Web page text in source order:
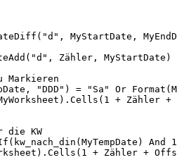
MyStartDate,
Zähler, MyStartDate)
Markieren
"DDD") = "Sa" Or
+ Zähler
die KW
And
+ Zähler +